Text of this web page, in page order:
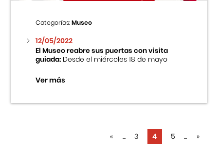
Categorías:Museo
12/05/2022
El Museo reabre sus puertas con visita
guiada:Desde el miércoles 18 de mayo
Ver más
« ... 3 4 5 ... »